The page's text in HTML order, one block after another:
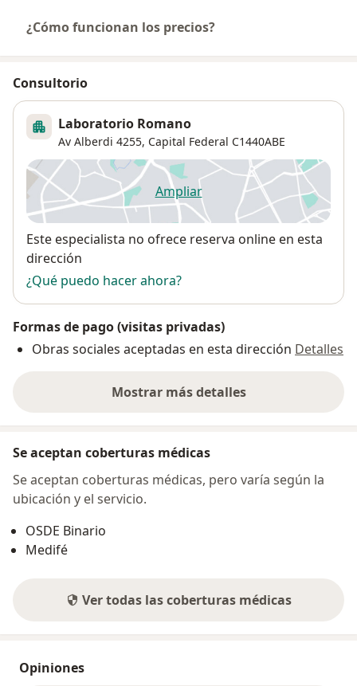
¿Cómo funcionan los precios?
Consultorio
Laboratorio Romano
Av Alberdi 4255, Capital Federal C1440ABE
Ampliarse abre en una nueva
Disponibilidad
Este especialista no ofrece reserva online en esta
dirección
¿Qué puedo hacer ahora?
Formas de pago (visitas privadas)
Obras sociales aceptadas en esta dirección Detalles
Mostrar más detalles
sobre la dirección
Se aceptan coberturas médicas
Se aceptan coberturas médicas, pero varía según la
ubicación y el servicio.
OSDE Binario
Medifé
Ver todas las coberturas médicas
Opiniones